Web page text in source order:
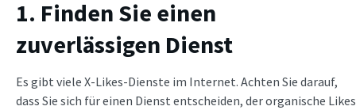
1. Finden Sie einen
zuverlässigen Dienst
Es gibt viele X-Likes-Dienste im Internet. Achten Sie darauf,
dass Sie sich für einen Dienst entscheiden, der organische Likes